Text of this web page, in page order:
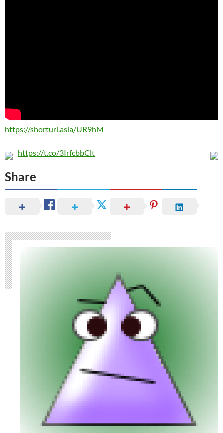
https://shorturl.asia/UR9hM
https://t.co/3IrfcbbClt
Share